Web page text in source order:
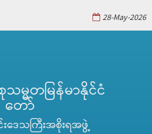
28-May-2026
မ္မတမြန်မာနိုင်ငံ
တော်
ဒေသကြီးအစိုးရအဖွဲ့